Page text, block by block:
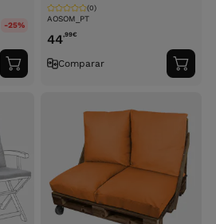
-25%
Adicionar
ao
AOSOM_PT
(0)
44,99€
Comparar
ao